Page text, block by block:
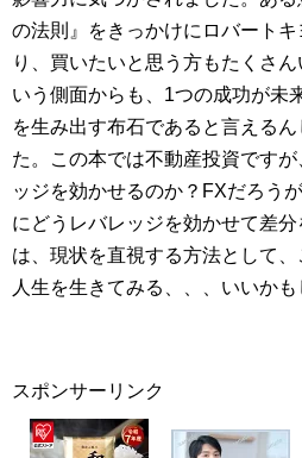
の法則』をきっかけにロバート
り、買いたいと思う方もたくさ
いう側面からも、1つの成功が未
を生み出す布石であると言える
た。この本では不動産投資です
ッジを効かせるのか？FXだろう
にどうレバレッジを効かせて差
は、現状を直視する方法として
人生を生きてみる、、、いいかも
スポンサーリンク